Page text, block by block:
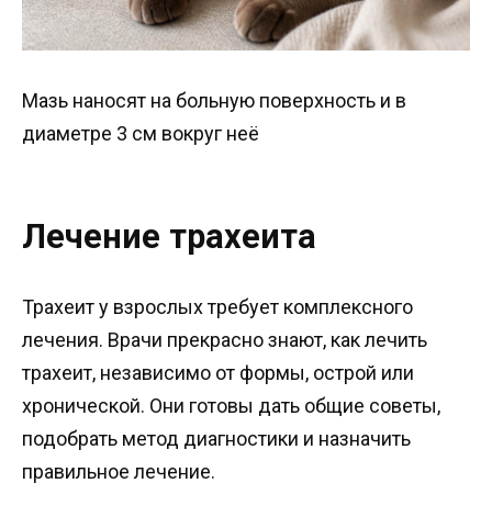
Мазь наносят на больную поверхность и в
диаметре 3 см вокруг неё
Лечение трахеита
Трахеит у взрослых требует комплексного
лечения. Врачи прекрасно знают, как лечить
трахеит, независимо от формы, острой или
хронической. Они готовы дать общие советы,
подобрать метод диагностики и назначить
правильное лечение.